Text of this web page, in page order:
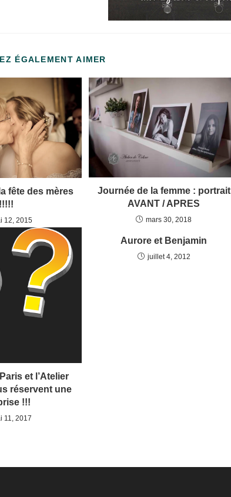
ÉGALEMENT AIMER
fête des mères
!!!!!
12, 2015
Journée de la femme : portrait
AVANT / APRES
mars 30, 2018
et l’Atelier
réservent une
!!!
11, 2017
Aurore et Benjamin
juillet 4, 2012